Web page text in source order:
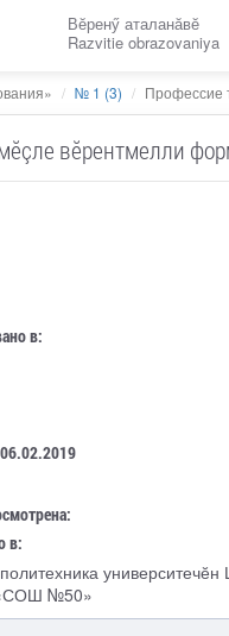
Вӗренӳ аталанӑвӗ
Razvitie obrazovaniya
№ 1 (3) Профессие
вӗрентмелли
в:
в:
№50»